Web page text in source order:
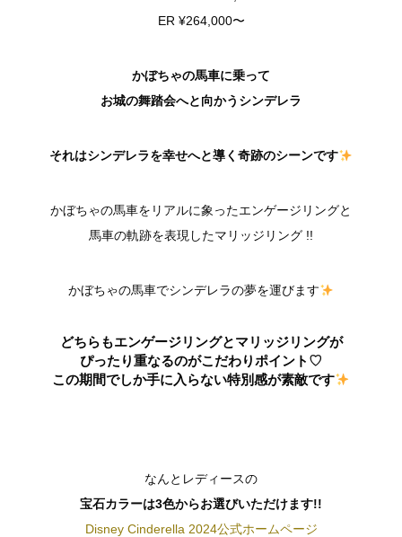
ER ¥264,000〜
かぼちゃの馬車に乗って
お城の舞踏会へと向かうシンデレラ
それはシンデレラを幸せへと導く奇跡のシーンです
かぼちゃの馬車をリアルに象ったエンゲージリングと
馬車の軌跡を表現したマリッジリング !!
かぼちゃの馬車でシンデレラの夢を運びます
どちらもエンゲージリングとマリッジリングが
ぴったり重なるのがこだわりポイント♡
この期間でしか手に入らない特別感が素敵です
なんとレディースの
宝石カラーは3色からお選びいただけます!!
Disney Cinderella 2024公式ホームページ